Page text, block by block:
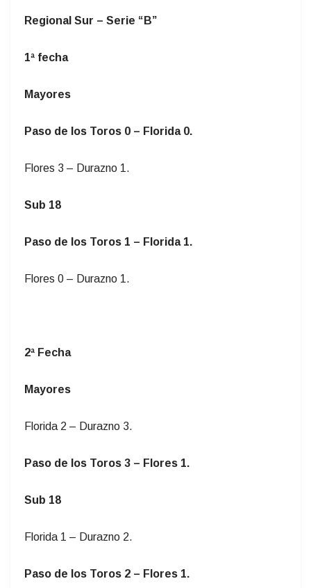
Regional Sur – Serie “B”
1ª fecha
Mayores
Paso de los Toros 0 – Florida 0.
Flores 3 – Durazno 1.
Sub 18
Paso de los Toros 1 – Florida 1.
Flores 0 – Durazno 1.
2ª Fecha
Mayores
Florida 2 – Durazno 3.
Paso de los Toros 3 – Flores 1.
Sub 18
Florida 1 – Durazno 2.
Paso de los Toros 2 – Flores 1.